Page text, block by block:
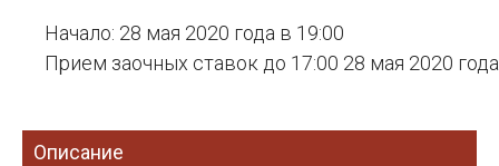
Начало: 28 мая 2020 года в 19:00
Прием заочных ставок до 17:00 28 мая 2020 года
Описание